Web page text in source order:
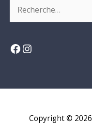
Facebook
Instagram
Copyright © 2026